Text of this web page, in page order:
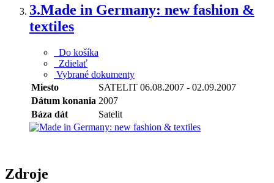
3.Made in Germany: new fashion &
textiles
Do košíka
Zdielať
Vybrané dokumenty
Miesto
SATELIT 06.08.2007 - 02.09.2007
Dátum konania 2007
Báza dát
Satelit
Zdroje